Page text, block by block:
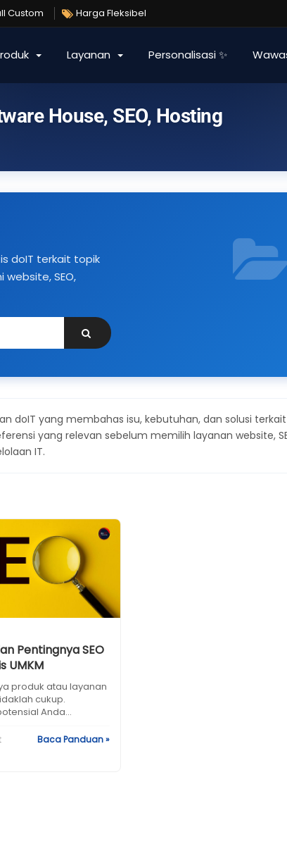
Custom Harga Fleksibel
Layanan Personalisasi ✨
House, SEO, Hosting
doIT terkait topik
SEO,
doIT yang membahas isu, kebutuhan, dan solusi
yang relevan sebelum memilih layanan website,
IT.
Pentingnya SEO
UMKM
produk atau layanan
cukup.
Anda...
Baca Panduan »